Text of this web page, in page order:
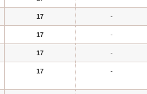
17 -
17 -
17 -
17 -